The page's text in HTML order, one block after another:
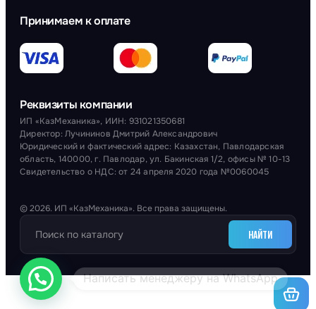
Принимаем к оплате
Реквизиты компании
ИП «КазМеханика», ИИН: 931021350681
Директор: Лучининов Дмитрий Александрович
Юридический и фактический адрес: Казахстан, Павлодарская
область, 140000, г. Павлодар, ул. Бакинская 1/2, офисы № 10-13
Свидетельство о НДС: от 24 апреля 2020 года №0060045
© 2026. ИП «КазМеханика». Все права защищены.
НАЙТИ